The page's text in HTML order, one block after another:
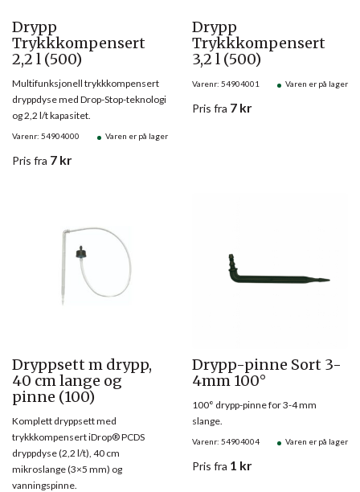
Drypp
Trykkkompensert
2,2 l (500)
Varenr: 54904000 Varen er på lager
Multifunksjonell trykkkompensert
dryppdyse med Drop-Stop-teknologi
og 2,2 l/t kapasitet.
Pris fra 7 kr
Drypp
Trykkkompensert
3,2 l (500)
Varenr: 54904001 Varen er på lager
Pris fra 7 kr
Dryppsett m drypp,
40 cm lange og
pinne (100)
Komplett dryppsett med
trykkkompensert iDrop® PCDS
dryppdyse (2,2 l/t), 40 cm
mikroslange (3×5 mm) og
vanningspinne.
Drypp-pinne Sort 3-
4mm 100°
Varenr: 54904004 Varen er på lager
100° drypp-pinne for 3-4 mm
slange.
Pris fra 1 kr